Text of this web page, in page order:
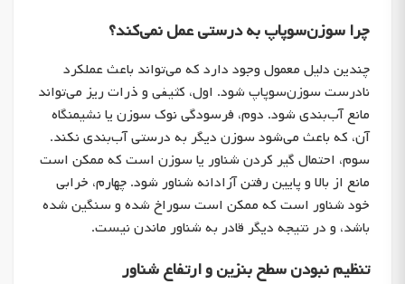
چرا سوزن‌سوپاپ به درستی عمل نمی‌کند؟
چندین دلیل معمول وجود دارد که می‌تواند باعث عملکرد
نادرست سوزن‌سوپاپ شود. اول، کثیفی و ذرات ریز می‌تواند
مانع آب‌بندی شود. دوم، فرسودگی نوک سوزن یا نشیمنگاه
آن، که باعث می‌شود سوزن دیگر به درستی آب‌بندی نکند.
سوم، احتمال گیر کردن شناور یا سوزن است که ممکن است
مانع از بالا و پایین رفتن آزادانه شناور شود. چهارم، خرابی
خود شناور است که ممکن است سوراخ شده و سنگین شده
باشد، و در نتیجه دیگر قادر به شناور ماندن نیست.
تنظیم نبودن سطح بنزین و ارتفاع شناور